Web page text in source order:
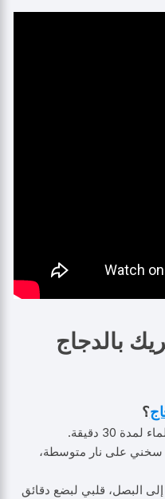
بالدجاج
؟
30 دقيقة.
على نار متوسطة،
البصل، قلبي لبضع دقائق